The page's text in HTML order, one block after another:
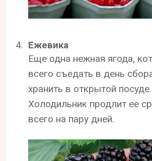
Ежевика
Еще одна нежная ягода,
всего съедать в день
хранить в открытой посуде.
Холодильник продлит ее
всего на пару дней.